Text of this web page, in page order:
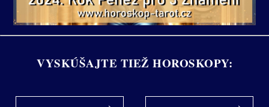
VYSKÚŠAJTE TIEŽ HOROSKOPY: